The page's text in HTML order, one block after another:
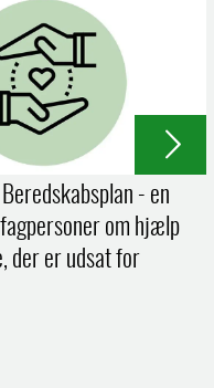
- en
om hjælp
der er udsat for